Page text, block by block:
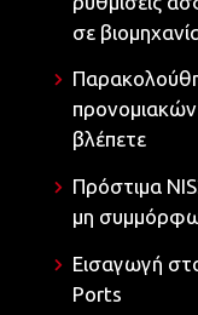
σε
βλέπετε
Πρόστιμα
μη
Εισαγωγή
Ports